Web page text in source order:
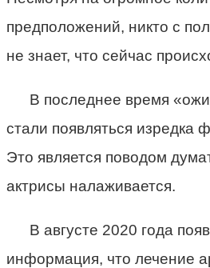
предположений, никто с
не знает, что сейчас
В последнее время
стали появляться изредка
Это является поводом
актрисы налаживается.
В августе 2020 года
информация, что лечение